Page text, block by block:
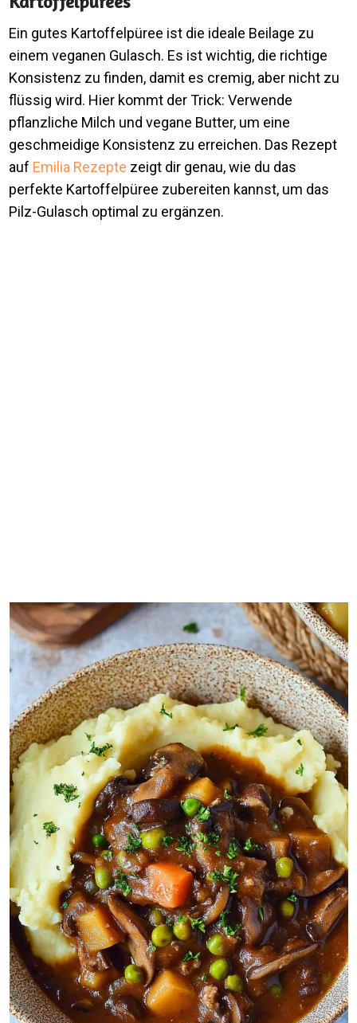
Ein gutes Kartoffelpüree ist die ideale Beilage zu
einem veganen Gulasch. Es ist wichtig, die richtige
Konsistenz zu finden, damit es cremig, aber nicht zu
flüssig wird. Hier kommt der Trick: Verwende
pflanzliche Milch und vegane Butter, um eine
geschmeidige Konsistenz zu erreichen. Das Rezept
auf Emilia Rezepte zeigt dir genau, wie du das
perfekte Kartoffelpüree zubereiten kannst, um das
Pilz-Gulasch optimal zu ergänzen.